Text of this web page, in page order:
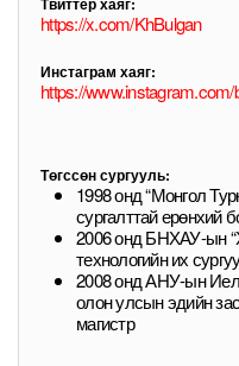
https://x.com/KhBulgan
Инстаграм хаяг:
https://
Төгссөн сургууль:
1998 онд “Монгол
сургалттай ерөнхий
2006 онд БНХАУ-ын
технологийн их
2008 онд АНУ-ын
олон улсын эдийн
магистр